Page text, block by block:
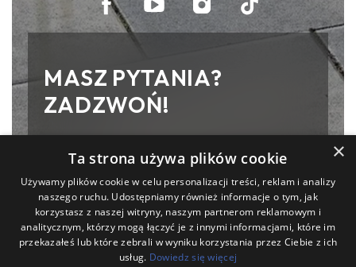
MASZ PYTANIA?
ZADZWOŃ!
ul. Wilsona 32, 44-190 Knurów
(32) 236 16 91
×
Ta strona używa plików cookie
Używamy plików cookie w celu personalizacji treści, reklam i analizy
naszego ruchu. Udostępniamy również informacje o tym, jak
korzystasz z naszej witryny, naszym partnerom reklamowym i
analitycznym, którzy mogą łączyć je z innymi informacjami, które im
przekazałeś lub które zebrali w wyniku korzystania przez Ciebie z ich
usług. Dowiedz się więcej